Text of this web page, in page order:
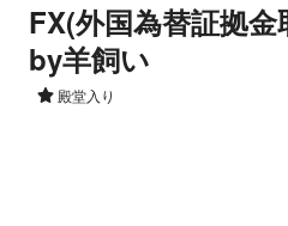
FX(外国為替証拠
by羊飼い
殿堂入り